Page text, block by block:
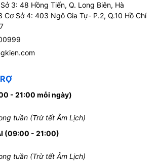
3: 48 Hồng Tiến, Q. Long Biên, Hà
Sở 4: 403 Ngô Gia Tự- P.2, Q.10 Hồ Chí
- 21:00 mỗi ngày)
tuần (Trừ tết Âm Lịch)
(09:00 - 21:00)
tuần (Trừ tết Âm Lịch)